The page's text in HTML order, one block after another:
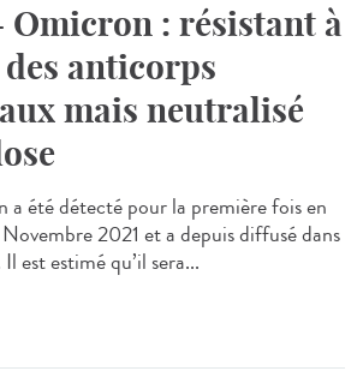
Omicron : résistant à
anticorps
mais neutralisé
a été détecté pour la première fois en
2021 et a depuis diffusé dans
est estimé qu’il sera...